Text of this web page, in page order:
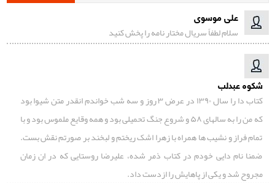
علی موسوی
سلام لطفاً سریال مختار نامه را پخش کنید
شکوه عبدلب
کتاب دا را سال ۱۳۹۰ در عرض ۳ روز و سه شب خواندم انقدر متن شیوا بود
که من را به سالهای ۵۸ و شروع جنگ تحمیلی بود و همه وقایع ملموس بود و با
تمام فراز و نشیب ها همراه با زهرا اشک ریختم و لبخند بر صورتم نقش بست.
ضمنا نام دایی خودم در کتاب ذمر شده، علیرضا روستایی که در ان زمان
مجروح شد و یکی از پاهایش را ازدست داد.